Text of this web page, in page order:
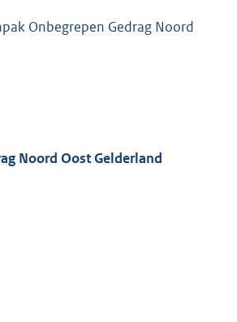
Onbegrepen Gedrag Noord
Noord Oost Gelderland